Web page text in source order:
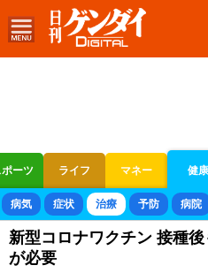
ーツ ライフ マネー 健康
ボートレース 競輪 オートレース
病気 症状 治療 予防 病院
新型コロナワクチン 接種
が必要